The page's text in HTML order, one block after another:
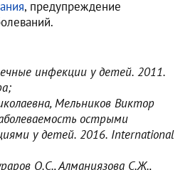
, предупреждение
инфекции у детей. 2011.
Мельников Виктор
острыми
у детей. 2016. International
О.С., Алманиязова С.Ж.,